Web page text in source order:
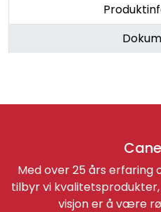
Med over 25 års
tilbyr vi
visjon er å være